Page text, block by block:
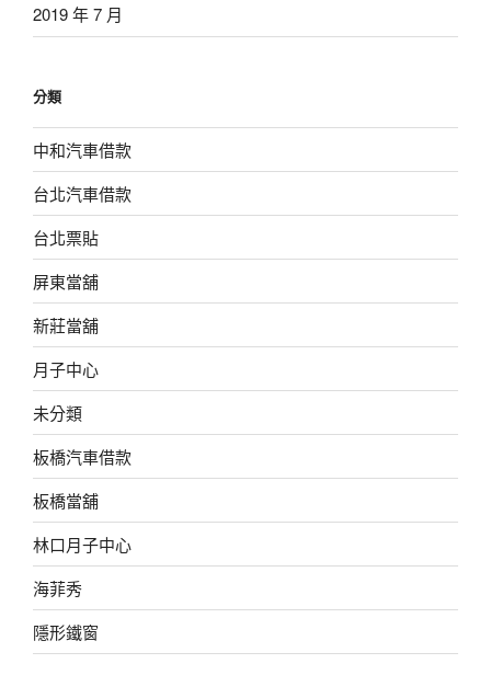
2019 年 7 月
分類
中和汽車借款
台北汽車借款
台北票貼
屏東當舖
新莊當舖
月子中心
未分類
板橋汽車借款
板橋當舖
林口月子中心
海菲秀
隱形鐵窗